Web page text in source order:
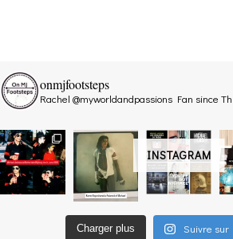
INSTAGRAM
onmjfootsteps
Rachel @myworldandpassions Fan since
Charger plus Suivre